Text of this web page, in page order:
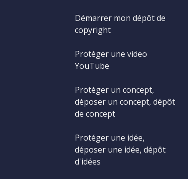
Démarrer mon dépôt de
copyright
Protéger une video
YouTube
Protéger un concept,
déposer un concept, dépôt
de concept
Protéger une idée,
déposer une idée, dépôt
d'idées